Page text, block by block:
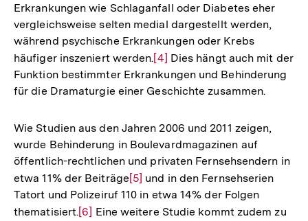
Erkrankungen wie Schlaganfall oder Diabetes eher
vergleichsweise selten medial dargestellt werden,
während psychische Erkrankungen oder Krebs
häufiger inszeniert werden.Zur
Auflösung
der
[4] Dies hängt auch mit der
Funktion bestimmter Erkrankungen und Behinderung
für die Dramaturgie einer Geschichte zusammen.
Wie Studien aus den Jahren 2006 und 2011 zeigen,
wurde Behinderung in Boulevardmagazinen auf
öffentlich-rechtlichen und privaten Fernsehsendern in
etwa 11% der Beiträge Zur
Auflösung
der
[5] und in den Fernsehserien
Tatort und Polizeiruf 110 in etwa 14% der Folgen
thematisiert.Zur
[6] Eine weitere Studie kommt zudem zu